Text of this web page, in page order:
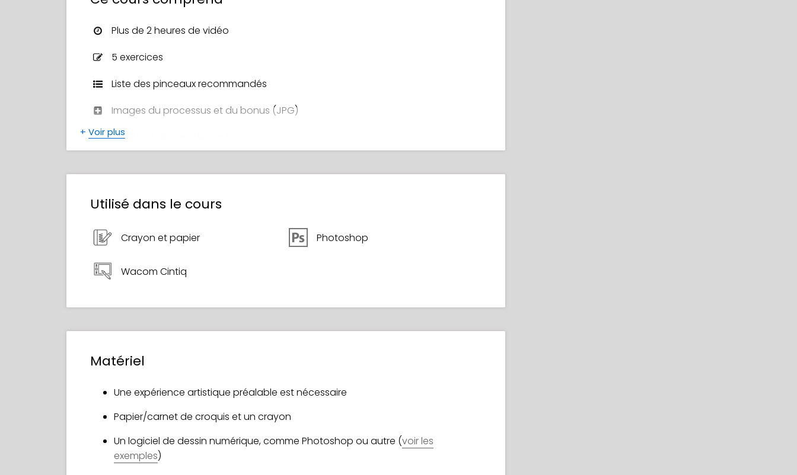
moyens pour faire rapidement des variations de poses, l'importance de « dessiner
votre propre style artistique et illustrer des personnages fun et uniques dont vous
Plus de 2 heures de vidéo
5 exercices
Liste des pinceaux recommandés
Images du processus et du bonus (JPG)
Certificat de suivi de cours
+ Voir plus
Utilisé dans le cours
Crayon et papier Photoshop
Wacom Cintiq
Matériel
Une expérience artistique préalable est nécessaire
Papier/carnet de croquis et un crayon
Un logiciel de dessin numérique, comme Photoshop ou autre (voir les
exemples)